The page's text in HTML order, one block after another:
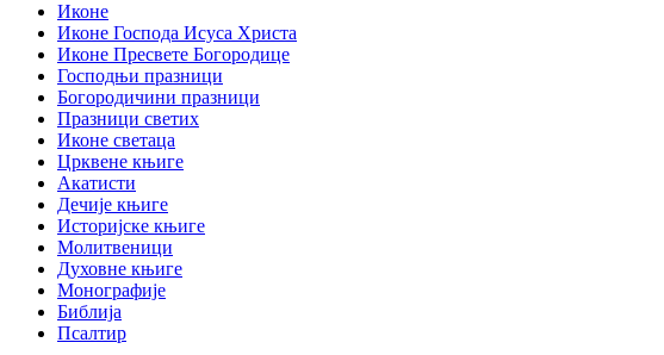
Иконе
Иконе Господа Исуса Христа
Иконе Пресвете Богородице
Господњи празници
Богородичини празници
Празници светих
Иконе светаца
Црквене књиге
Акатисти
Дечије књиге
Историјске књиге
Молитвеници
Духовне књиге
Монографије
Библија
Псалтир